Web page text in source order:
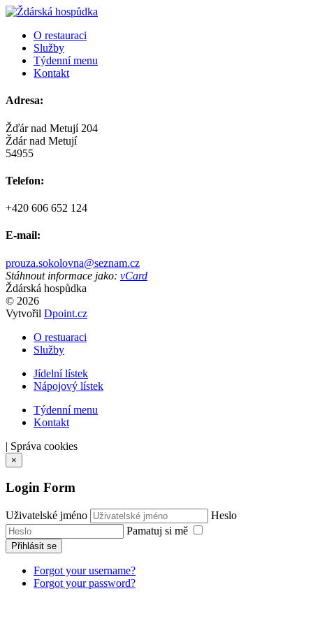
O restauraci
Služby
Týdenní menu
Kontakt
Adresa:
Žďár nad Metují 204
Ždár nad Metují
54955
Telefon:
+420 606 652 124
E-mail:
prouza.sokolovna@seznam.cz
Stáhnout informace jako: vCard
Ždárská hospůdka
© 2026
Vytvořil Dpoint.cz
O restuaraci
Služby
Jídelní lístek
Nápojový lístek
Týdenní menu
Kontakt
| Správa cookies
×
Login Form
Uživatelské jméno
Heslo
Pamatuj si mě
Přihlásit se
Forgot your username?
Forgot your password?